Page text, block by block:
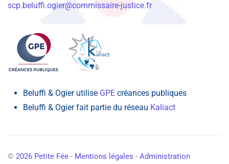
scp.beluffi.ogier@commissaire-justice.fr
Beluffi & Ogier utilise GPE créances publiques
Beluffi & Ogier fait partie du réseau Kaliact
© 2026 Petite Fée - Mentions légales - Administration